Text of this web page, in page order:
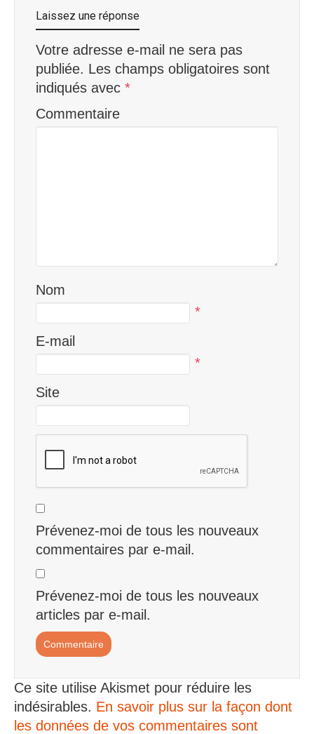
Laissez une réponse
Votre adresse e-mail ne sera pas
publiée. Les champs obligatoires sont
indiqués avec *
Commentaire
Nom
*
E-mail
*
Site
Prévenez-moi de tous les nouveaux
commentaires par e-mail.
Prévenez-moi de tous les nouveaux
articles par e-mail.
Ce site utilise Akismet pour réduire les
indésirables. En savoir plus sur la façon dont
les données de vos commentaires sont